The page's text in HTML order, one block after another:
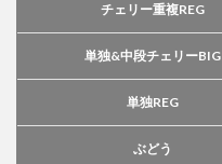
チェリー重複REG
単独&中段チェリーBIG
単独REG
ぶどう